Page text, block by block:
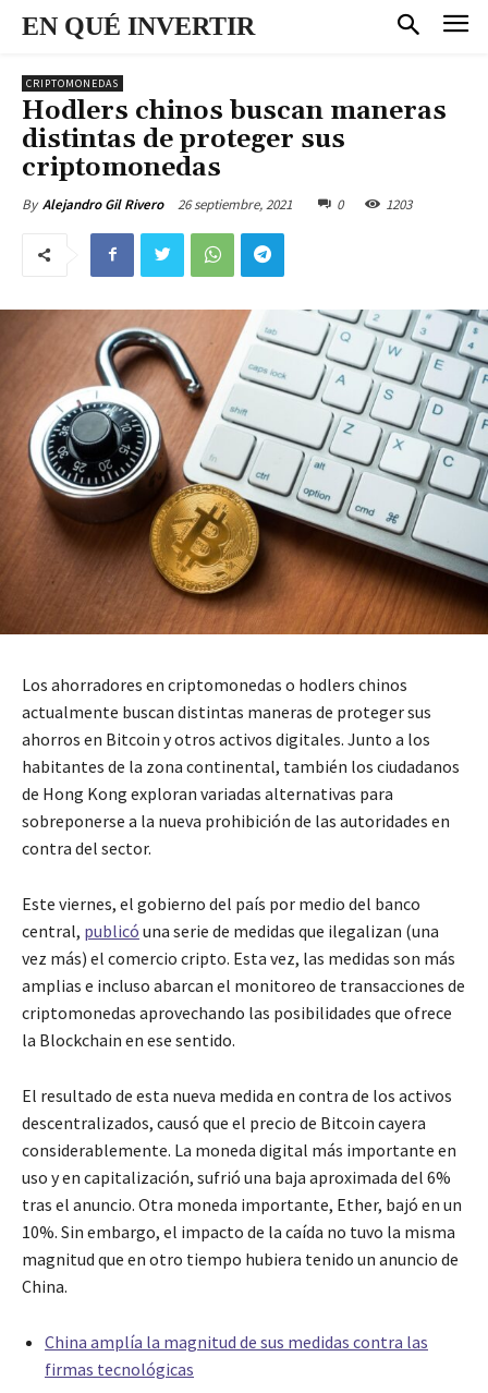
EN QUÉ INVERTIR
CRIPTOMONEDAS
Hodlers chinos buscan maneras
distintas de proteger sus
criptomonedas
By Alejandro Gil Rivero 26 septiembre, 2021 0 1203
Los ahorradores en criptomonedas o hodlers chinos
actualmente buscan distintas maneras de proteger sus
ahorros en Bitcoin y otros activos digitales. Junto a los
habitantes de la zona continental, también los ciudadanos
de Hong Kong exploran variadas alternativas para
sobreponerse a la nueva prohibición de las autoridades en
contra del sector.
Este viernes, el gobierno del país por medio del banco
central, publicó una serie de medidas que ilegalizan (una
vez más) el comercio cripto. Esta vez, las medidas son más
amplias e incluso abarcan el monitoreo de transacciones de
criptomonedas aprovechando las posibilidades que ofrece
la Blockchain en ese sentido.
El resultado de esta nueva medida en contra de los activos
descentralizados, causó que el precio de Bitcoin cayera
considerablemente. La moneda digital más importante en
uso y en capitalización, sufrió una baja aproximada del 6%
tras el anuncio. Otra moneda importante, Ether, bajó en un
10%. Sin embargo, el impacto de la caída no tuvo la misma
magnitud que en otro tiempo hubiera tenido un anuncio de
China.
China amplía la magnitud de sus medidas contra las
firmas tecnológicas